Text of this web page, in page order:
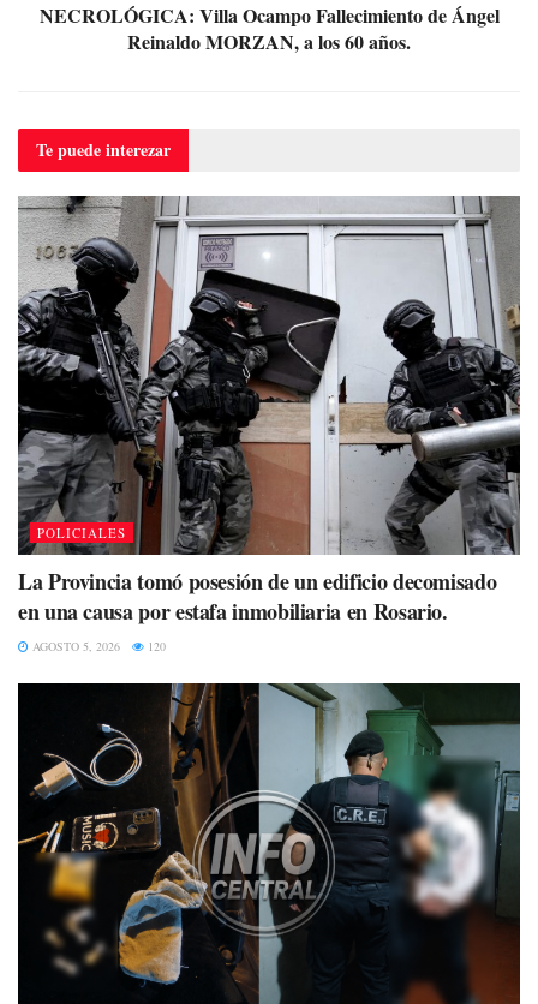
NECROLÓGICA: Villa Ocampo Fallecimiento de Ángel
Reinaldo MORZAN, a los 60 años.
Te puedeinterezar
POLICIALES
La Provincia tomó posesión de un edificio decomisado
en una causa por estafa inmobiliaria en Rosario.
AGOSTO 5, 2026 120